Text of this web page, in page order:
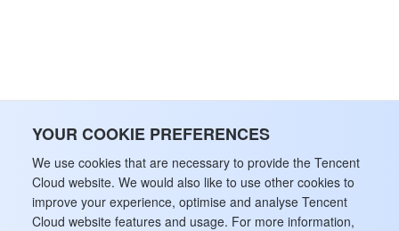
YOUR COOKIE PREFERENCES
We use cookies that are necessary to provide the Tencent
Cloud website. We would also like to use other cookies to
improve your experience, optimise and analyse Tencent
Cloud website features and usage. For more information,
TencentDB for CTSDB
Database Management Center
Gateway Load Balancer
Direct Connect
Key Management Service
Secrets Manager
Captcha
Text Moderation System
セキュリティサービス
Penetration Test Service
セキュリティ管理